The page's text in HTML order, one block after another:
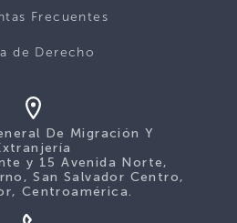
Frecuentes
de Derecho
De Migración Y
y 15 Avenida Norte,
San Salvador Centro,
Centroamérica.